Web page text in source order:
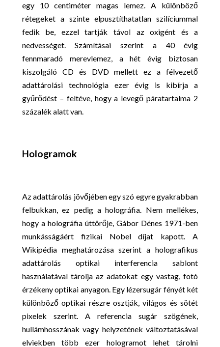
egy 10 centiméter magas lemez. A különböző
rétegeket a szinte elpusztíthatatlan szilíciummal
fedik be, ezzel tartják távol az oxigént és a
nedvességet. Számításai szerint a 40 évig
fennmaradó merevlemez, a hét évig biztosan
kiszolgáló CD és DVD mellett ez a félvezető
adattárolási technológia ezer évig is kibírja a
gyűrődést – feltéve, hogy a levegő páratartalma 2
százalék alatt van.
Hologramok
Az adattárolás jövőjében egy szó egyre gyakrabban
felbukkan, ez pedig a holográfia. Nem mellékes,
hogy a holográfia úttörője, Gábor Dénes 1971-ben
munkásságáért fizikai Nobel díjat kapott. A
Wikipédia meghatározása szerint a holografikus
adattárolás optikai interferencia sablont
használatával tárolja az adatokat egy vastag, fotó
érzékeny optikai anyagon. Egy lézersugár fényét két
különböző optikai részre osztják, világos és sötét
pixelek szerint. A referencia sugár szögének,
hullámhosszának vagy helyzetének változtatásával
elviekben több ezer hologramot lehet tárolni